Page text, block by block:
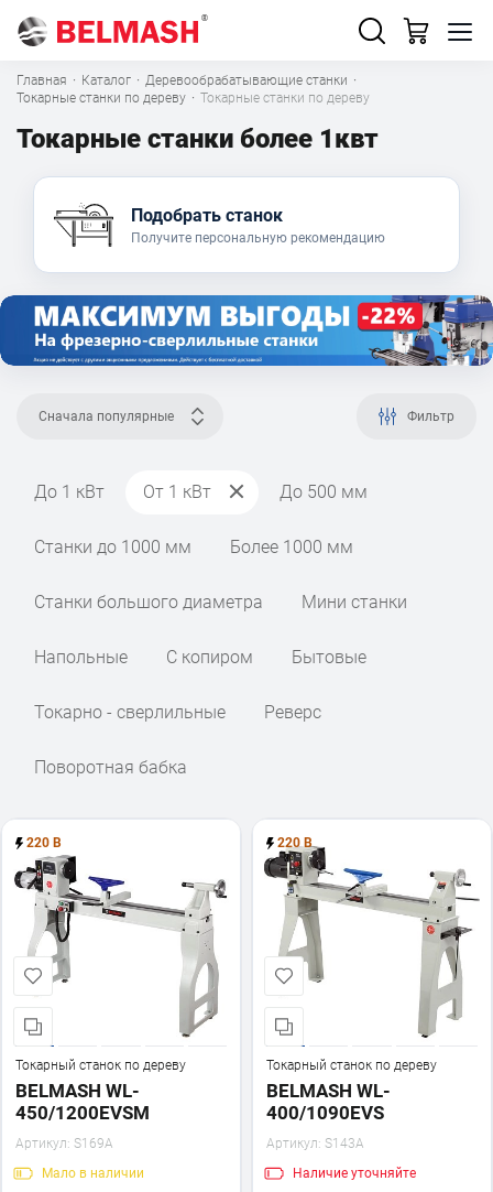
Главная · Каталог · Деревообрабатывающие станки ·
Токарные станки по дереву · Токарные станки по дереву
Токарные станки более 1квт
Подобрать станок
Получите персональную рекомендацию
Сначала популярные Фильтр
До 1 кВт От 1 кВт До 500 мм
Станки до 1000 мм Более 1000 мм
Станки большого диаметра Мини станки
Напольные С копиром Бытовые
Токарно - сверлильные Реверс
Поворотная бабка
220 В
Токарный станок по дереву
BELMASH WL-
450/1200EVSM
Артикул: S169A
Мало в наличии
220 В
Токарный станок по дереву
BELMASH WL-
400/1090EVS
Артикул: S143A
Наличие уточняйте